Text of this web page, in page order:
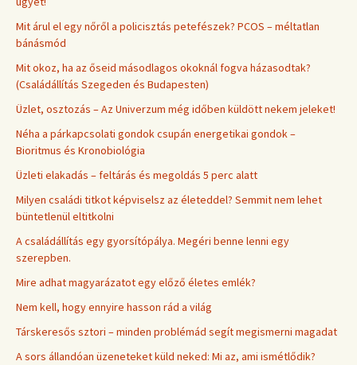
Mit árul el egy nőről a policisztás petefészek? PCOS – méltatlan
bánásmód
Mit okoz, ha az őseid másodlagos okoknál fogva házasodtak?
(Családállítás Szegeden és Budapesten)
Üzlet, osztozás – Az Univerzum még időben küldött nekem jeleket!
Néha a párkapcsolati gondok csupán energetikai gondok –
Bioritmus és Kronobiológia
Üzleti elakadás – feltárás és megoldás 5 perc alatt
Milyen családi titkot képviselsz az életeddel? Semmit nem lehet
büntetlenül eltitkolni
A családállítás egy gyorsítópálya. Megéri benne lenni egy
szerepben.
Mire adhat magyarázatot egy előző életes emlék?
Nem kell, hogy ennyire hasson rád a világ
Társkeresős sztori – minden problémád segít megismerni magadat
A sors állandóan üzeneteket küld neked: Mi az, ami ismétlődik?